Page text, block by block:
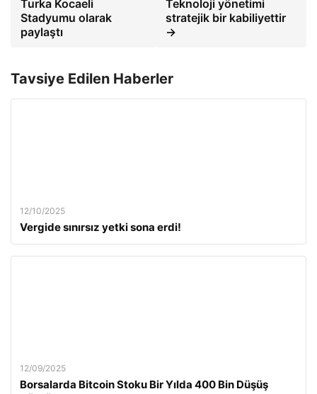
Turka Kocaeli
Stadyumu olarak
paylaştı
Teknoloji yönetimi
stratejik bir kabiliyettir
→
Tavsiye Edilen Haberler
12/10/2025
Vergide sınırsız yetki sona erdi!
12/09/2025
Borsalarda Bitcoin Stoku Bir Yılda 400 Bin Düşüş